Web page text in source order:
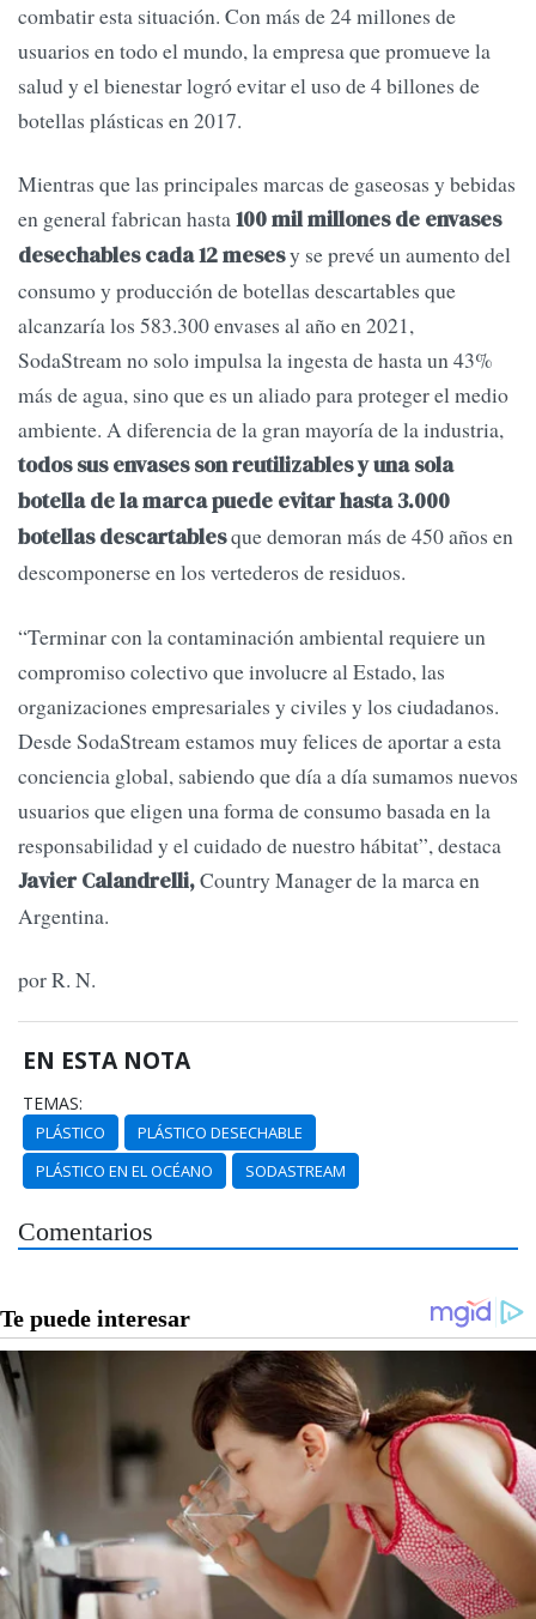
combatir esta situación. Con más de 24 millones de
usuarios en todo el mundo, la empresa que promueve la
salud y el bienestar logró evitar el uso de 4 billones de
botellas plásticas en 2017.
Mientras que las principales marcas de gaseosas y bebidas
en general fabrican hasta100 mil millones de envases
desechables cada 12 mesesy se prevé un aumento del
consumo y producción de botellas descartables que
alcanzaría los 583.300 envases al año en 2021,
SodaStream no solo impulsa la ingesta de hasta un 43%
más de agua, sino que es un aliado para proteger el medio
ambiente. A diferencia de la gran mayoría de la industria,
todos sus envases son reutilizables y una sola
botella de la marca puede evitar hasta 3.000
botellas descartablesque demoran más de 450 años en
descomponerse en los vertederos de residuos.
“Terminar con la contaminación ambiental requiere un
compromiso colectivo que involucre al Estado, las
organizaciones empresariales y civiles y los ciudadanos.
Desde SodaStream estamos muy felices de aportar a esta
conciencia global, sabiendo que día a día sumamos nuevos
usuarios que eligen una forma de consumo basada en la
responsabilidad y el cuidado de nuestro hábitat”, destaca
Javier Calandrelli,Country Manager de la marca en
Argentina.
por R. N.
EN ESTA NOTA
TEMAS:
PLÁSTICO
PLÁSTICO DESECHABLE
PLÁSTICO EN EL OCÉANO
SODASTREAM
Comentarios